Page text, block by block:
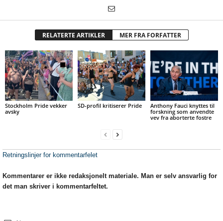
RELATERTE ARTIKLER MER FRA FORFATTER
Stockholm Pride vekker
avsky
SD-profil kritiserer Pride
Anthony Fauci knyttes til
forskning som anvendte
vev fra aborterte fostre
Retningslinjer for kommentarfelet
Kommentarer er ikke redaksjonelt materiale. Man er selv ansvarlig for
det man skriver i kommentarfeltet.